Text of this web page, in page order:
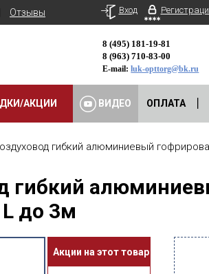
Отзывы Вход
8 (495) 181-19-81
8 (963) 710-83-00
E-mail:luk-opttorg@bk.ru
АКЦИИ ВИДЕО ОПЛАТА
гибкий алюминиевый
гибкий
до 3м
Акции на этот товар